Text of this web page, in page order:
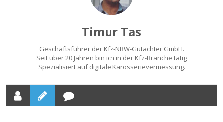
Timur Tas
Geschäftsführer der Kfz-NRW-Gutachter GmbH.
Seit über 20 Jahren bin ich in der Kfz-Branche tätig
Spezialisiert auf digitale Karosserievermessung.